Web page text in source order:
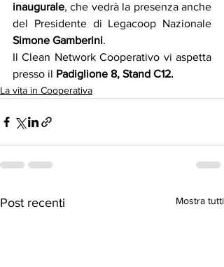
inaugurale, che vedrà la presenza anche
Simone Gamberini.
Il Clean Network Cooperativo vi aspetta
presso il Padiglione 8, Stand C12.
La vita in Cooperativa
Post recenti Mostra tutti